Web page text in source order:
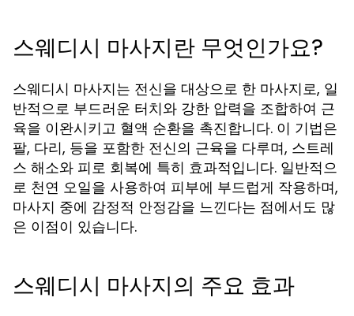
스웨디시 마사지란 무엇인가요?
스웨디시 마사지는 전신을 대상으로 한 마사지로, 일
반적으로 부드러운 터치와 강한 압력을 조합하여 근
육을 이완시키고 혈액 순환을 촉진합니다. 이 기법은
팔, 다리, 등을 포함한 전신의 근육을 다루며, 스트레
스 해소와 피로 회복에 특히 효과적입니다. 일반적으
로 천연 오일을 사용하여 피부에 부드럽게 작용하며,
마사지 중에 감정적 안정감을 느낀다는 점에서도 많
은 이점이 있습니다.
스웨디시 마사지의 주요 효과